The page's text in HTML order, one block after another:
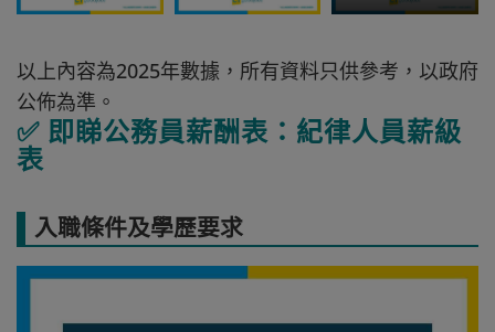
以上內容為2025年數據，所有資料只供參考，以政府
公佈為準。
✅ 即睇公務員薪酬表：紀律人員薪級
表
入職條件及學歷要求